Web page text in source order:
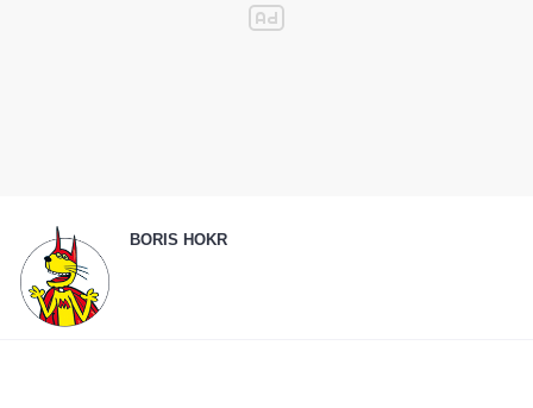
BORIS HOKR